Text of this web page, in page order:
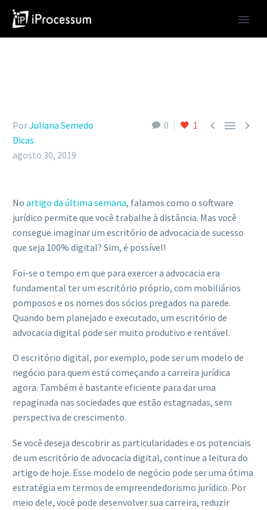
ACESSE
0 1   
PorJuliana Semedo
Dicas
agosto 30, 2019
No artigo da última semana, falamos como o software
jurídico permite que você trabalhe à distância. Mas você
consegue imaginar um escritório de advocacia de sucesso
que seja 100% digital? Sim, é possível!
Foi-se o tempo em que para exercer a advocacia era
fundamental ter um escritório próprio, com mobiliários
pomposos e os nomes dos sócios pregados na parede.
Quando bem planejado e executado, um escritório de
advocacia digital pode ser muito produtivo e rentável.
O escritório digital, por exemplo, pode ser um modelo de
negócio para quem está começando a carreira jurídica
agora. Também é bastante eficiente para dar uma
repaginada nas sociedades que estão estagnadas, sem
perspectiva de crescimento.
Se você deseja descobrir as particularidades e os potenciais
de um escritório de advocacia digital, continue a leitura do
artigo de hoje. Esse modelo de negócio pode ser uma ótima
estratégia em termos de empreendedorismo jurídico. Por
meio dele, você pode desenvolver sua carreira, reduzir